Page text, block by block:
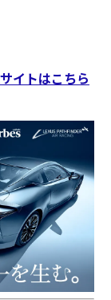
イトはこちら